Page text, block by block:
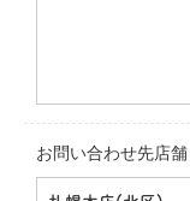
お問い合わせ先店舗